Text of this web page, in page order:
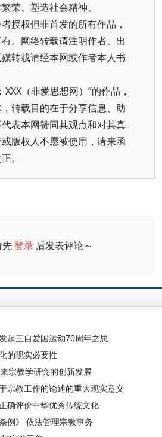
荣、塑造社会精神。
授权但非首发的所有作品，
。网络转载请注明作者、出
转载请经本网或作者本人书
（非爱思想网）”的作品，
转载目的在于分享信息、助
表本网赞同其观点和对其真
版权人不愿被使用，请来函
。
先登录 后发表评论～
起三自爱国运动70周年之思
的现实必要性
宗教学研究的创新发展
宗教工作的论述的重大现实意义
确评价中华优秀传统文化
例》 依法管理宗教事务